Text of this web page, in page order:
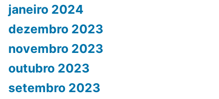
janeiro 2024
dezembro 2023
novembro 2023
outubro 2023
setembro 2023